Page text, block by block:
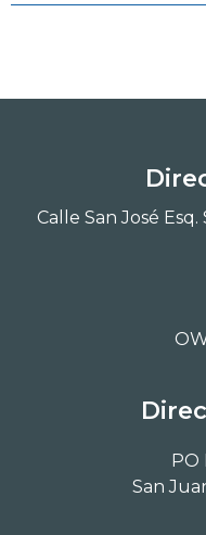
Calle San José
PO
San